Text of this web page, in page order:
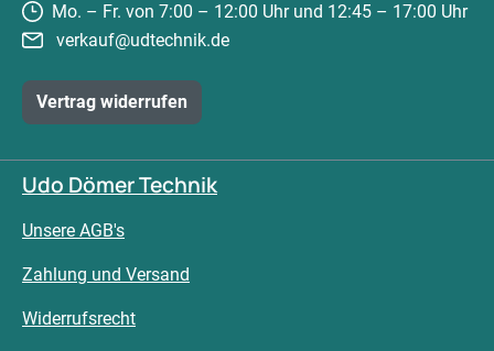
Mo. – Fr. von 7:00 – 12:00 Uhr und 12:45 – 17:00 Uhr
verkauf@udtechnik.de
Vertrag widerrufen
Udo Dömer Technik
Unsere AGB's
Zahlung und Versand
Widerrufsrecht